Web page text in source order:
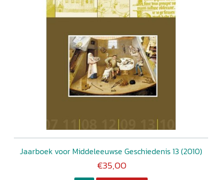
Jaarboek voor Middeleeuwse Geschiedenis 13 (2010)
€35,00